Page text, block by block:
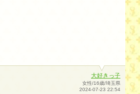
大好きっ子
女性/16歳/埼玉県
2024-07-23 22:54